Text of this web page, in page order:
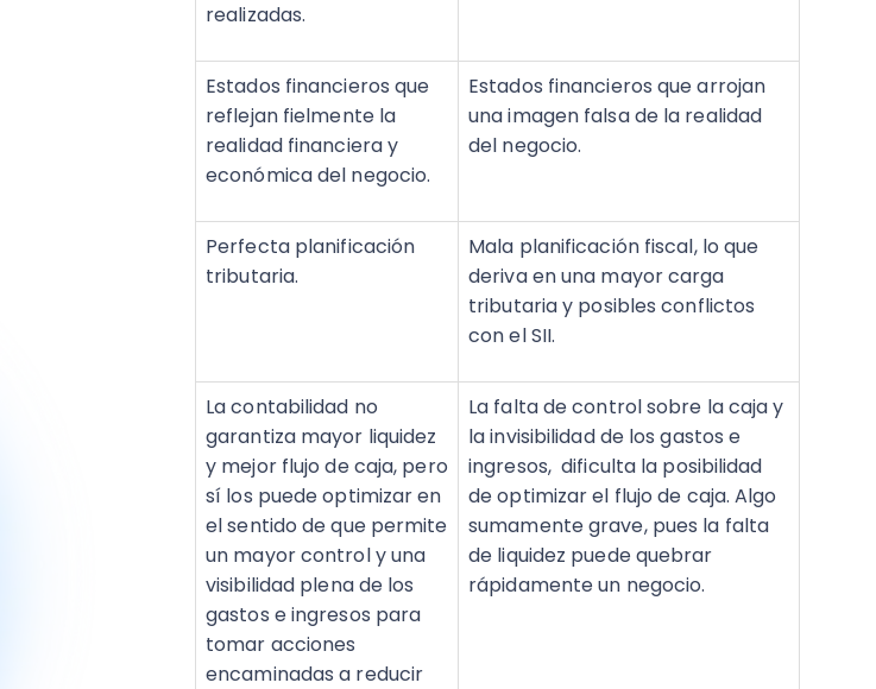
realizadas.
Estados financieros que
reflejan fielmente la
realidad financiera y
económica del negocio.
Estados financieros que arrojan
una imagen falsa de la realidad
del negocio.
Perfecta planificación
tributaria.
Mala planificación fiscal, lo que
deriva en una mayor carga
tributaria y posibles conflictos
con el SII.
La contabilidad no
garantiza mayor liquidez
y mejor flujo de caja, pero
sí los puede optimizar en
el sentido de que permite
un mayor control y una
visibilidad plena de los
gastos e ingresos para
tomar acciones
encaminadas a reducir
La falta de control sobre la caja y
la invisibilidad de los gastos e
ingresos, dificulta la posibilidad
de optimizar el flujo de caja. Algo
sumamente grave, pues la falta
de liquidez puede quebrar
rápidamente un negocio.